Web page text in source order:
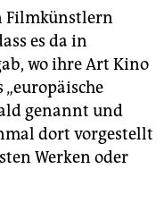
Filmkünstlern
es da in
wo ihre Art Kino
„europäische
genannt und
dort vorgestellt
Werken oder